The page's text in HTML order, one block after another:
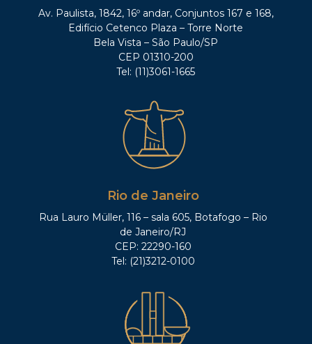
Av. Paulista, 1842, 16º andar, Conjuntos 167 e 168,
Edifício Cetenco Plaza – Torre Norte
Bela Vista – São Paulo/SP
CEP 01310-200
Tel: (11)3061-1665
Rio de Janeiro
Rua Lauro Müller, 116 – sala 605, Botafogo – Rio
de Janeiro/RJ
CEP: 22290-160
Tel: (21)3212-0100